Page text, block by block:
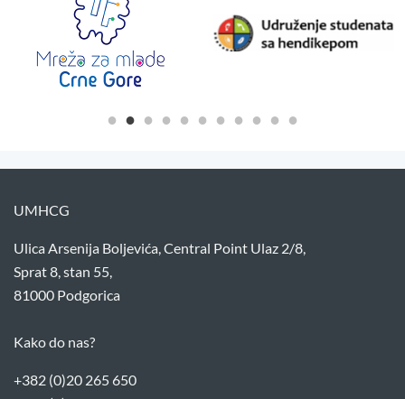
UMHCG
Ulica Arsenija Boljevića, Central Point Ulaz 2/8,
Sprat 8, stan 55,
81000 Podgorica
Kako do nas?
+382 (0)20 265 650